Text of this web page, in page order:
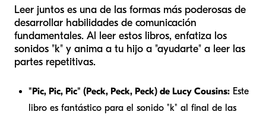
Leer juntos es una de las formas más poderosas de
desarrollar habilidades de comunicación
fundamentales. Al leer estos libros, enfatiza los
sonidos "k" y anima a tu hijo a "ayudarte" a leer las
partes repetitivas.
"Pic, Pic, Pic" (Peck, Peck, Peck) de Lucy Cousins: Este
libro es fantástico para el sonido "k" al final de las